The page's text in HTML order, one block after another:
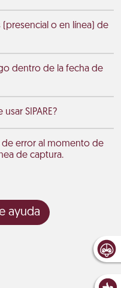
o en línea) de
dentro de la fecha de
SIPARE?
de error al momento de
de captura.
ayuda